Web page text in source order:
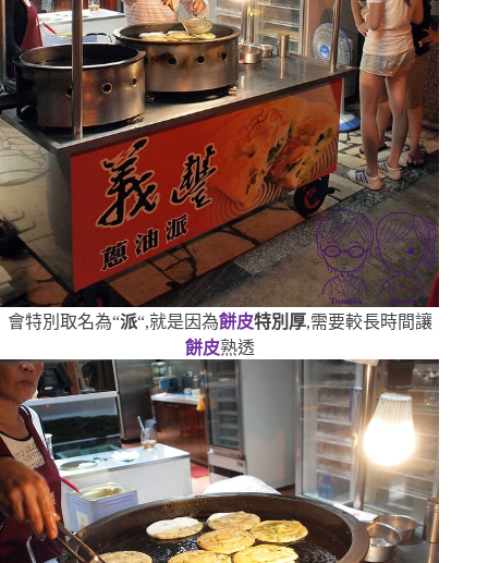
會特別取名為“派“,就是因為餅皮特別厚,需要較長時間讓
餅皮熟透